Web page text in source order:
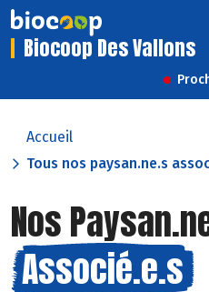
Biocoop Des Vallons
Accueil
Tous nos paysan.ne.s
Nos
Associé.e.s